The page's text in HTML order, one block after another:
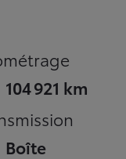
104 921 km
Boîte